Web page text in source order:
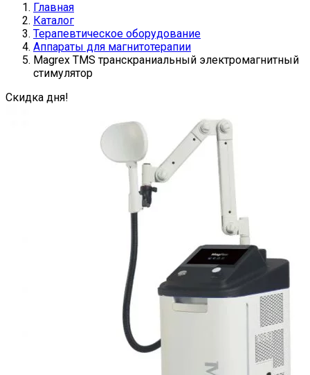
Главная
Каталог
Терапевтическое оборудование
Аппараты для магнитотерапии
Magrex TMS транскраниальный электромагнитный
стимулятор
Скидка дня!